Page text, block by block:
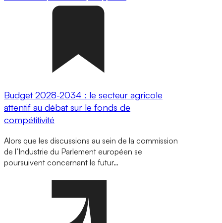
Budget 2028-2034 : le secteur agricole
attentif au débat sur le fonds de
compétitivité
Alors que les discussions au sein de la commission
de l’Industrie du Parlement européen se
poursuivent concernant le futur…